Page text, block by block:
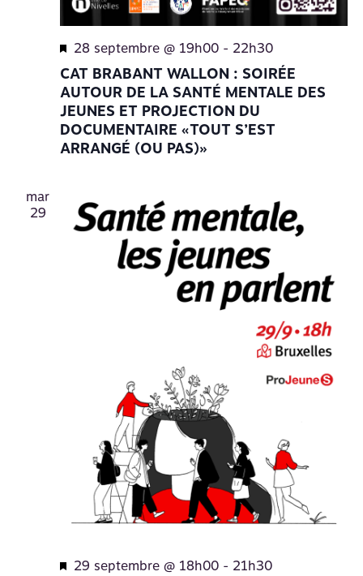
Mis
en
avant
28 septembre @ 19h00- 22h30
CAT BRABANT WALLON : SOIRÉE
AUTOUR DE LA SANTÉ MENTALE DES
JEUNES ET PROJECTION DU
DOCUMENTAIRE «TOUT S’EST
ARRANGÉ (OU PAS)»
mar
29
Mis
29 septembre @ 18h00- 21h30